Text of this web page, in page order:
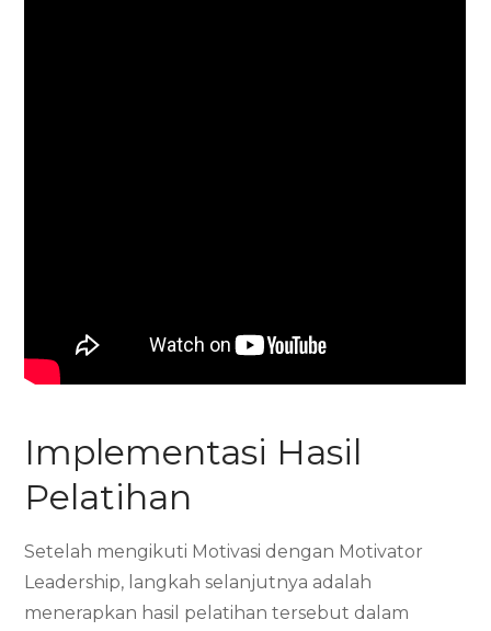
Implementasi Hasil
Pelatihan
Setelah mengikuti Motivasi dengan Motivator
Leadership, langkah selanjutnya adalah
menerapkan hasil pelatihan tersebut dalam